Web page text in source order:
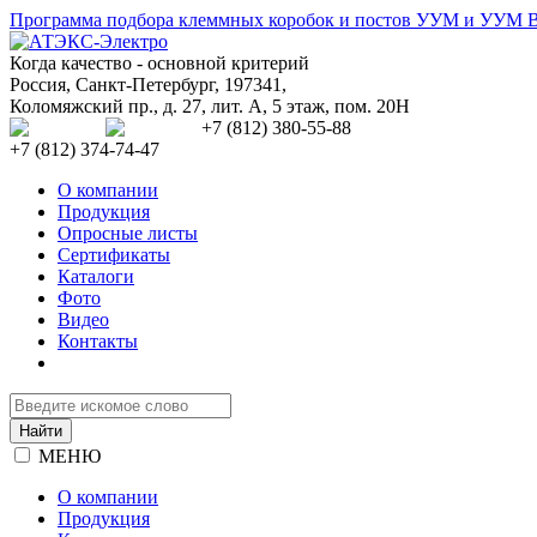
Программа подбора клеммных коробок и постов УУМ и УУМ
Когда качество - основной критерий
Россия, Санкт-Петербург, 197341 ,
Коломяжский пр., д. 27, лит. А, 5 этаж, пом. 20Н
+7 (812) 380-55-88
+7 (812) 374-74-47
О компании
Продукция
Опросные листы
Сертификаты
Каталоги
Фото
Видео
Контакты
МЕНЮ
О компании
Продукция